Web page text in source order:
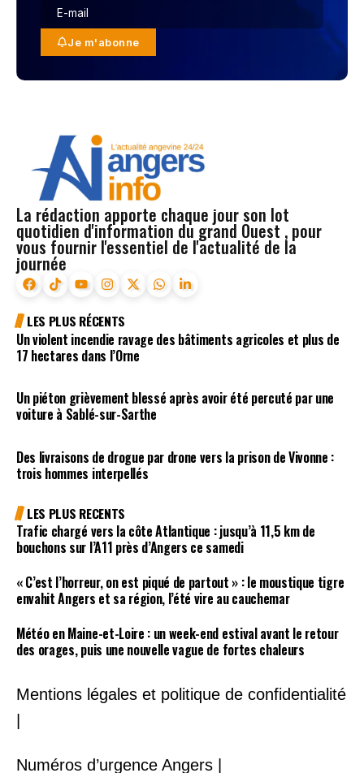
Je m'abonne
La rédaction apporte chaque jour son lot
quotidien d'information du grand Ouest , pour
vous fournir l'essentiel de l'actualité de la
journée
LES PLUS RÉCENTS
Un violent incendie ravage des bâtiments agricoles et plus de
17 hectares dans l’Orne
Un piéton grièvement blessé après avoir été percuté par une
voiture à Sablé-sur-Sarthe
Des livraisons de drogue par drone vers la prison de Vivonne :
trois hommes interpellés
LES PLUS RECENTS
Trafic chargé vers la côte Atlantique : jusqu’à 11,5 km de
bouchons sur l’A11 près d’Angers ce samedi
« C’est l’horreur, on est piqué de partout » : le moustique tigre
envahit Angers et sa région, l’été vire au cauchemar
Météo en Maine-et-Loire : un week-end estival avant le retour
des orages, puis une nouvelle vague de fortes chaleurs
Mentions légales et politique de confidentialité
Numéros d’urgence Angers |